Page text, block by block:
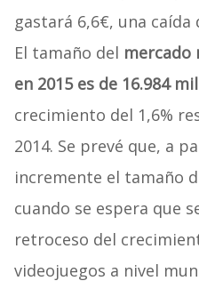
gastará 6,6€, una caída
El tamaño del mercado
en 2015 es de 16.984
crecimiento del 1,6%
2014. Se prevé que, a
incremente el tamaño
cuando se espera que
retroceso del
videojuegos a nivel